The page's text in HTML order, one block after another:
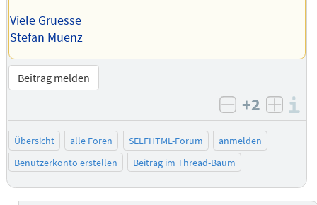
Viele Gruesse
Stefan Muenz
Beitrag melden
negativ
+2
Übersicht alle Foren SELFHTML-Forum
anmelden
Benutzerkonto erstellen
Beitrag im Thread-Baum